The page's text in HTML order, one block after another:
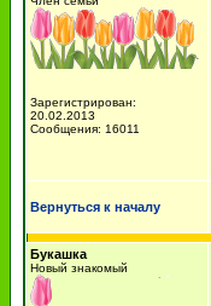
Зарегистрирован:
20.02.2013
Сообщения: 16011
Вернуться к началу
Букашка
Новый знакомый